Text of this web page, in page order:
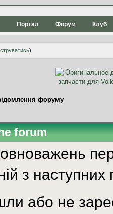
Портал Форум Клуб
)
форуму
forum
з наступних
або не